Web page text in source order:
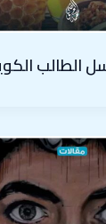
الطالب